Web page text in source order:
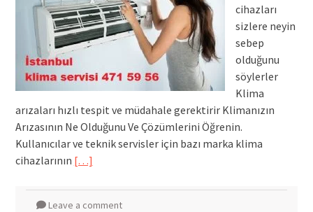
cihazları
sizlere neyin
sebep
olduğunu
söylerler
Klima
arızaları hızlı tespit ve müdahale gerektirir Klimanızın
Arızasının Ne Olduğunu Ve Çözümlerini Öğrenin.
Kullanıcılar ve teknik servisler için bazı marka klima
cihazlarının […]
Leave a comment